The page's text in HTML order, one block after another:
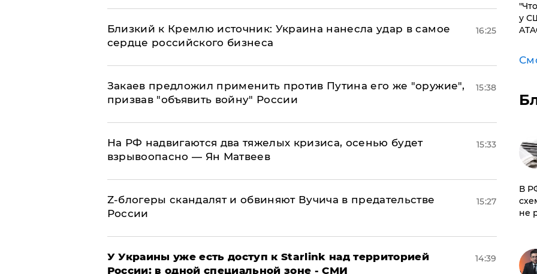
Близкий к Кремлю источник: Украина нанесла удар в самое
сердце российского бизнеса
16:25
Закаев предложил применить против Путина его же "оружие",
призвав "объявить войну" России
15:38
На РФ надвигаются два тяжелых кризиса, осенью будет
взрывоопасно — Ян Матвеев
15:33
Z-блогеры скандалят и обвиняют Вучича в предательстве
России
15:27
У Украины уже есть доступ к Starlink над территорией
России: в одной специальной зоне - СМИ
14:39
у
​В
не